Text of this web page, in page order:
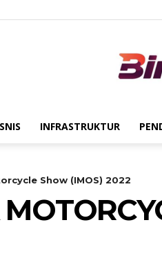
INFRASTRUKTUR
Show (IMOS) 2022